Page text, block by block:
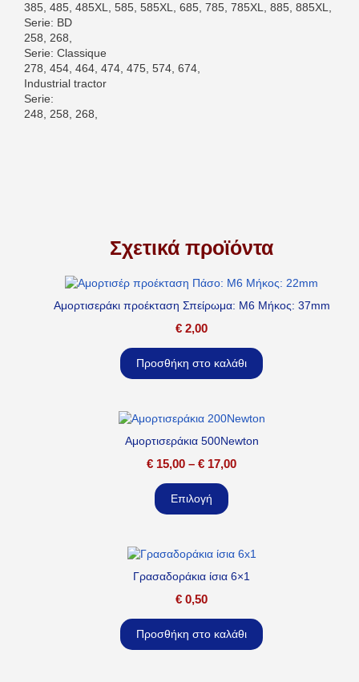
385, 485, 485XL, 585, 585XL, 685, 785, 785XL, 885, 885XL,
Serie: BD
258, 268,
Serie: Classique
278, 454, 464, 474, 475, 574, 674,
Industrial tractor
Serie:
248, 258, 268,
Σχετικά προϊόντα
Αμορτισεράκι προέκταση Σπείρωμα: M6 Μήκος: 37mm
€ 2,00
Προσθήκη στο καλάθι
Αμορτισεράκια 500Newton
€ 15,00 – € 17,00
Επιλογή
Γρασαδοράκια ίσια 6×1
€ 0,50
Προσθήκη στο καλάθι